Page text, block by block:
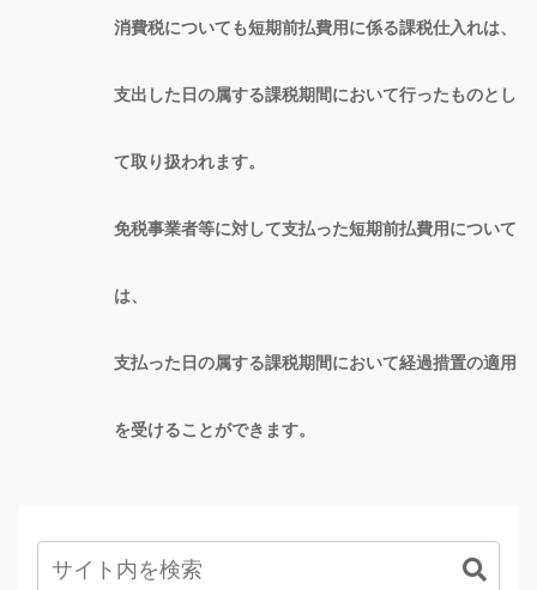
消費税についても短期前払費用に係る課税仕入れは、
支出した日の属する課税期間において行ったものとし
て取り扱われます。
免税事業者等に対して支払った短期前払費用について
は、
支払った日の属する課税期間において経過措置の適用
を受けることができます。